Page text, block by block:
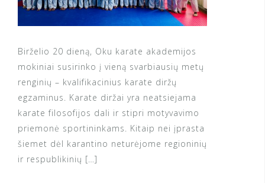
Birželio 20 dieną, Oku karate akademijos
mokiniai susirinko į vieną svarbiausių metų
renginių – kvalifikacinius karate diržų
egzaminus. Karate diržai yra neatsiejama
karate filosofijos dali ir stipri motyvavimo
priemonė sportininkams. Kitaip nei įprasta
šiemet dėl karantino neturėjome regioninių
ir respublikinių […]